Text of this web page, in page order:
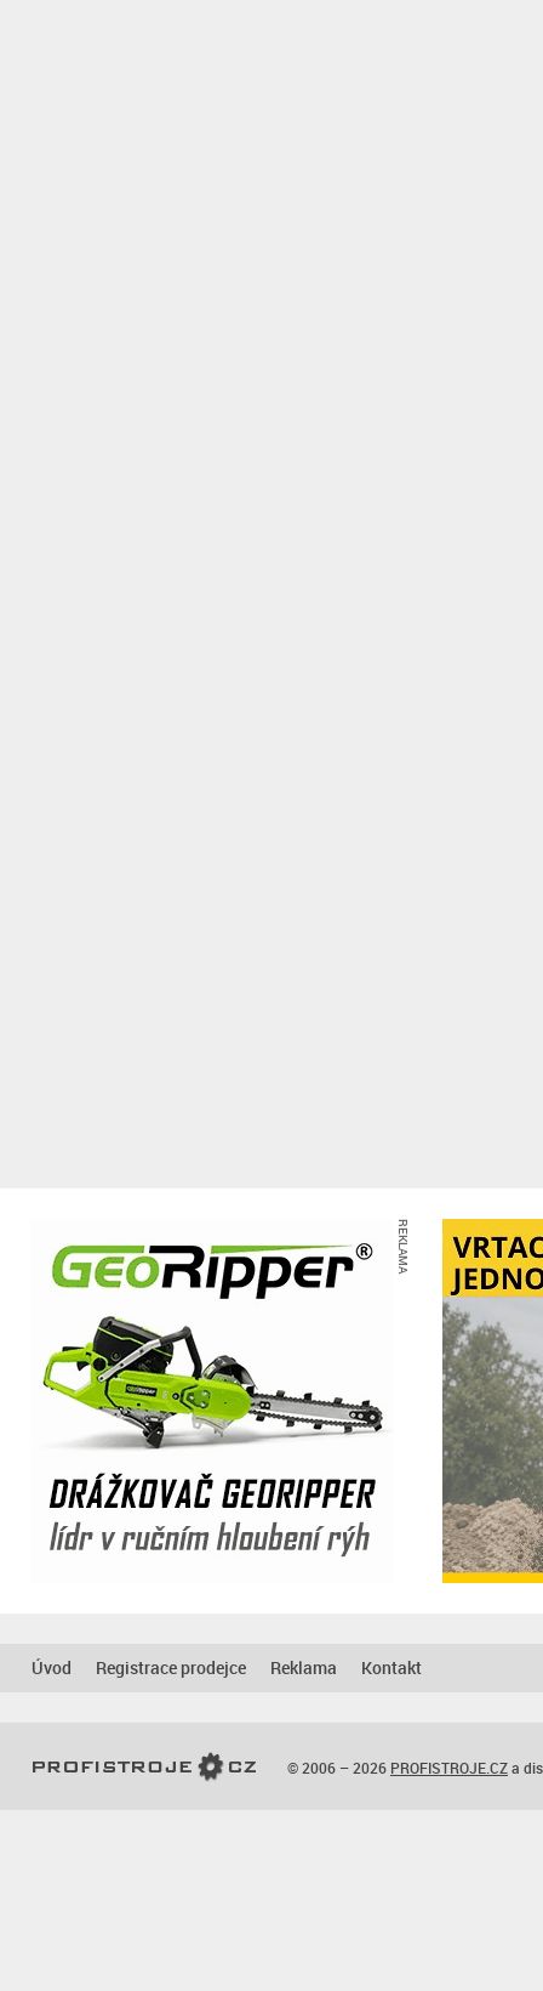
REKLAMA
Úvod Registrace prodejce Reklama Kontakt
© 2006 – 2026 PROFISTROJE.CZa